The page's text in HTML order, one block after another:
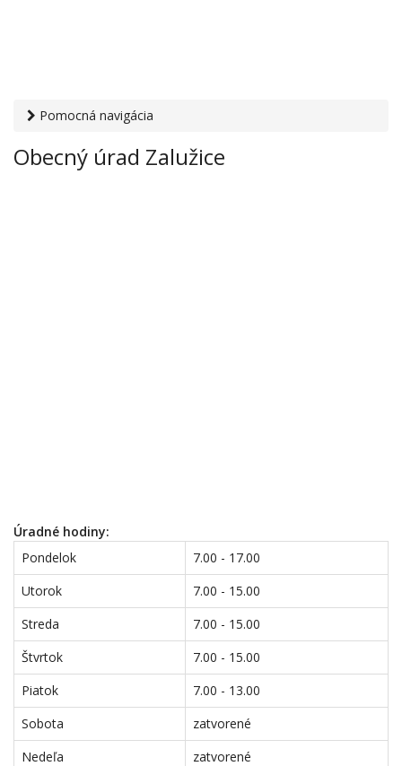
Pomocná navigácia
Obecný úrad Zalužice
Obecný úrad Zalužice
Úradné hodiny:
Pondelok
7.00 - 17.00
Utorok
7.00 - 15.00
Streda
7.00 - 15.00
Štvrtok
7.00 - 15.00
Piatok
7.00 - 13.00
Sobota
zatvorené
Nedeľa
zatvorené